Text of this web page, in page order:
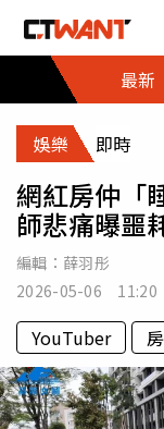
最新
娛樂 即時
網紅房仲「
師悲痛曝噩
編輯： 薛羽彤
2026-05-06 11:20
YouTuber